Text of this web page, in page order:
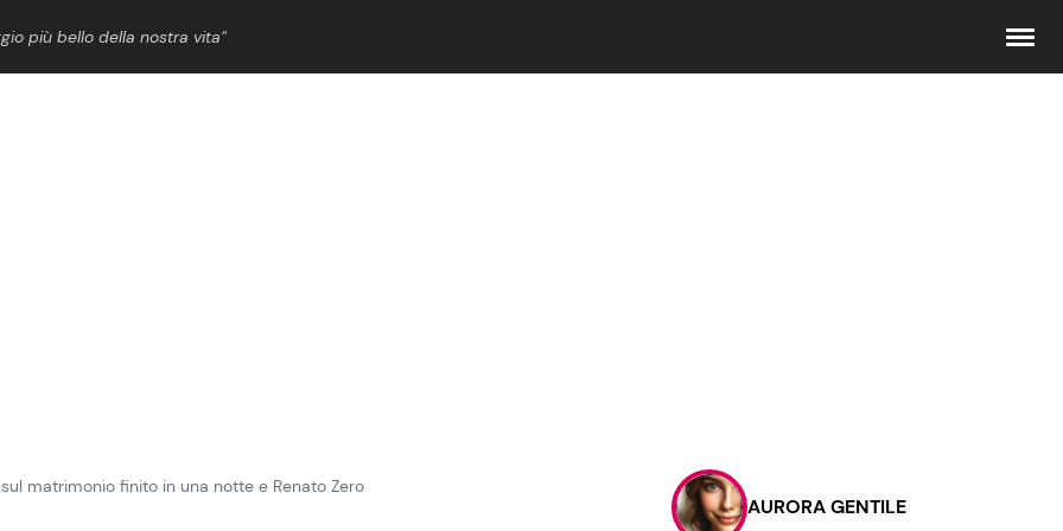
più bello della nostra vita”
Contattaci
Pubblicità
matrimonio finito in una notte e Renato Zero
AURORA GENTILE